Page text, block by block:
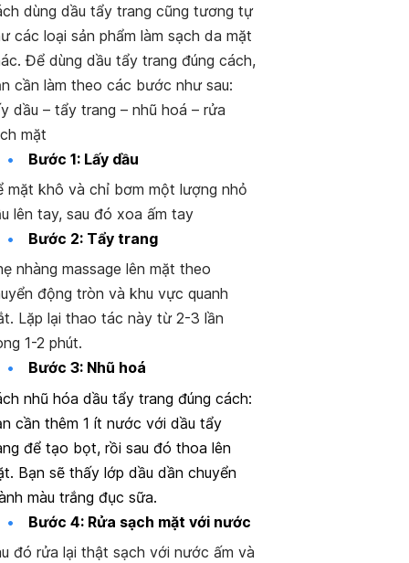
dùng dầu tẩy trang cũng tương tự
các loại sản phẩm làm sạch da mặt
Để dùng dầu tẩy trang đúng cách,
cần làm theo các bước như sau:
dầu – tẩy trang – nhũ hoá – rửa
mặt
Bước 1: Lấy dầu
mặt khô và chỉ bơm một lượng nhỏ
lên tay, sau đó xoa ấm tay
Bước 2: Tẩy trang
nhàng massage lên mặt theo
động tròn và khu vực quanh
Lặp lại thao tác này từ 2-3 lần
1-2 phút.
Bước 3: Nhũ hoá
nhũ hóa dầu tẩy trang đúng cách:
cần thêm 1 ít nước với dầu tẩy
để tạo bọt, rồi sau đó thoa lên
Bạn sẽ thấy lớp dầu dần chuyển
màu trắng đục sữa.
Bước 4: Rửa sạch mặt với nước
đó rửa lại thật sạch với nước ấm và